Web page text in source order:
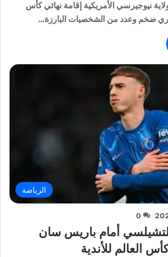
نيوجيرسي الأمريكية إقامة نهائي كأس
ضخم وعدد من الشخصيات البارزة…
الرياضة
0
أمام باريس سان
العالم للأندية